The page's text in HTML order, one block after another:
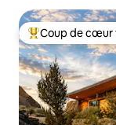
Coups de cœur
Coup de cœur